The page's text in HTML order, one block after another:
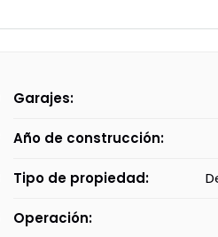
Garajes:
Año de construcción:
Tipo de propiedad:
Operación: